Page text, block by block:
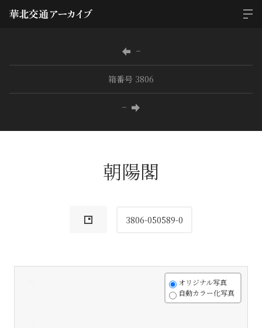
−
箱番号 3806
−
朝陽閣
3806-050589-0
オリジナル写真
自動カラー化写真